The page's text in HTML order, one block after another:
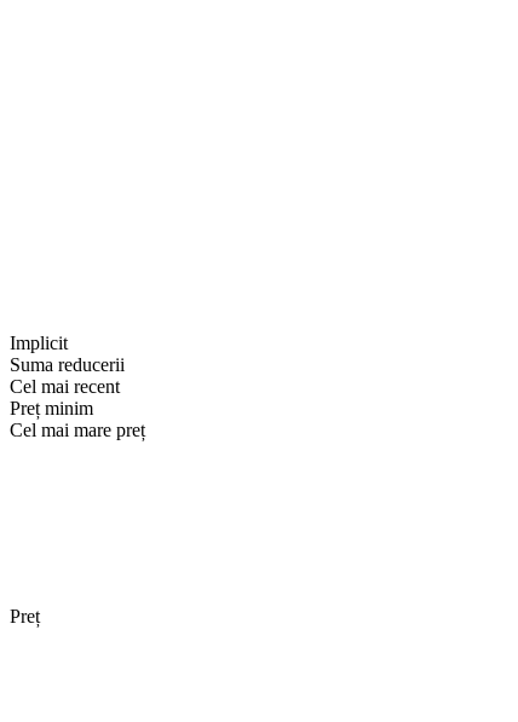
Implicit
Suma reducerii
Cel mai recent
Preț minim
Cel mai mare preț
Preț